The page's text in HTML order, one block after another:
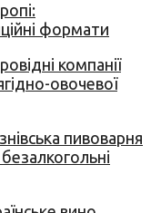
формати
компанії
овочевої
пивоварня